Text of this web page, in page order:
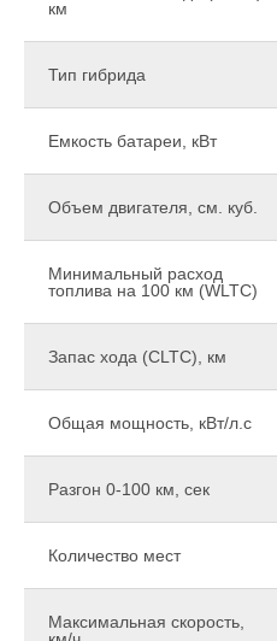
км
Тип гибрида
Емкость батареи, кВт
Объем двигателя, см. куб.
Минимальный расход
топлива на 100 км (WLTC)
Запас хода (CLTC), км
Общая мощность, кВт/л.с
Разгон 0-100 км, сек
Количество мест
Максимальная скорость,